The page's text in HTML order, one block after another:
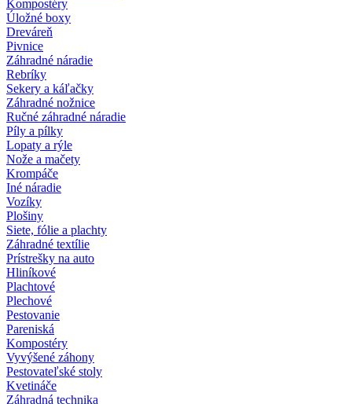
Kompostéry
Úložné boxy
Dreváreň
Pivnice
Záhradné náradie
Rebríky
Sekery a káľačky
Záhradné nožnice
Ručné záhradné náradie
Píly a pílky
Lopaty a rýle
Nože a mačety
Krompáče
Iné náradie
Vozíky
Plošiny
Siete, fólie a plachty
Záhradné textílie
Prístrešky na auto
Hliníkové
Plachtové
Plechové
Pestovanie
Pareniská
Kompostéry
Vyvýšené záhony
Pestovateľské stoly
Kvetináče
Záhradná technika